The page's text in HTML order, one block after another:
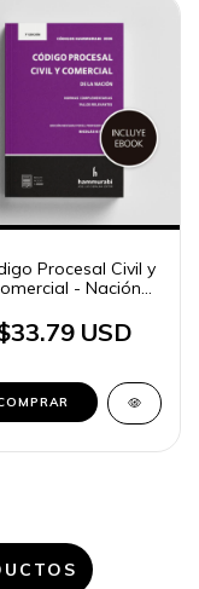
Procesal Civil y
- Nación
USD